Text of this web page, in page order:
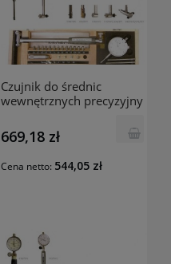
Czujnik do średnic
wewnętrznych precyzyjny
Germany
669,18 zł
Cena netto: 544,05 zł